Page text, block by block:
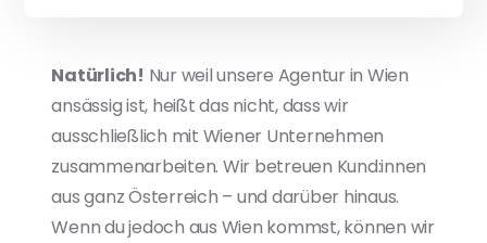
Natürlich! Nur weil unsere Agentur in Wien
ansässig ist, heißt das nicht, dass wir
ausschließlich mit Wiener Unternehmen
zusammenarbeiten. Wir betreuen Kund:innen
aus ganz Österreich – und darüber hinaus.
Wenn du jedoch aus Wien kommst, können wir